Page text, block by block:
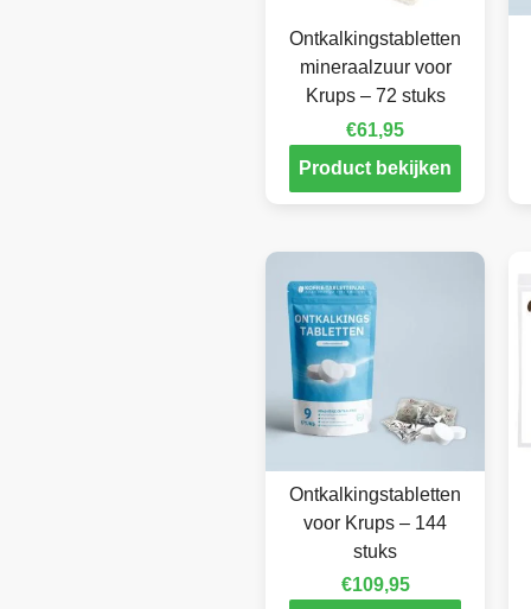
Ontkalkingstabletten
mineraalzuur voor
Krups – 72 stuks
€61,95
Product bekijken
Ontkalkingstabletten
voor Krups – 144
stuks
€109,95